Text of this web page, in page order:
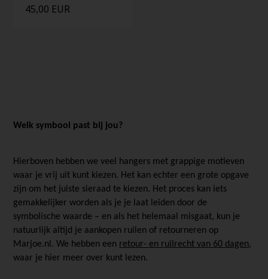
45,00 EUR
Welk symbool past bij jou?
Hierboven hebben we veel hangers met grappige motieven
waar je vrij uit kunt kiezen. Het kan echter een grote opgave
zijn om het juiste sieraad te kiezen. Het proces kan iets
gemakkelijker worden als je je laat leiden door de
symbolische waarde – en als het helemaal misgaat, kun je
natuurlijk altijd je aankopen ruilen of retourneren op
Marjoe.nl. We hebben een retour- en ruilrecht van 60 dagen,
waar je hier meer over kunt lezen.